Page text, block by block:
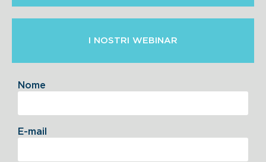
I NOSTRI WEBINAR
Nome
E-mail